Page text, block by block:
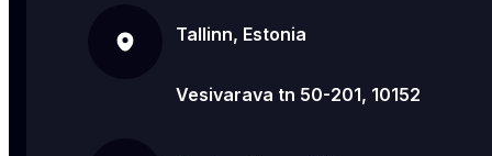
Tallinn, Estonia
Vesivarava tn 50-201, 10152